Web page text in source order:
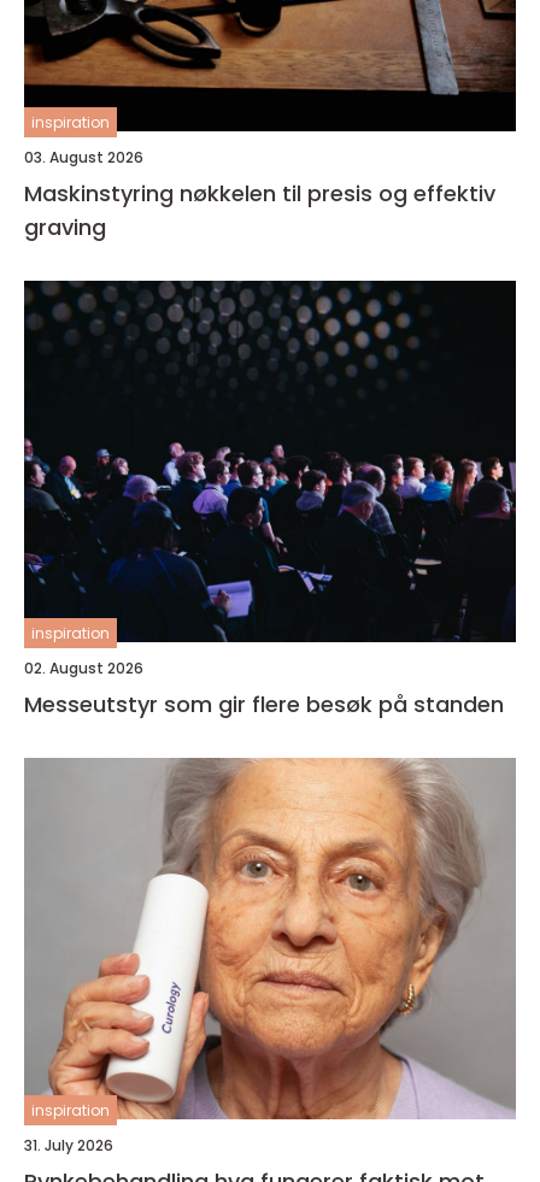
inspiration
03. August 2026
Maskinstyring nøkkelen til presis og effektiv
graving
inspiration
02. August 2026
Messeutstyr som gir flere besøk på standen
inspiration
31. July 2026